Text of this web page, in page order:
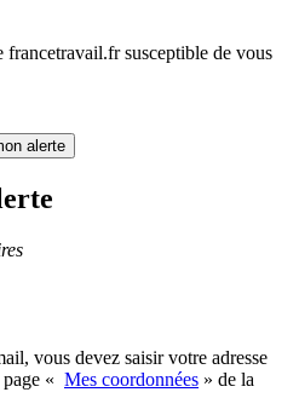
susceptible de vous
alerte
vous devez saisir votre adresse
« Mes coordonnées » de la